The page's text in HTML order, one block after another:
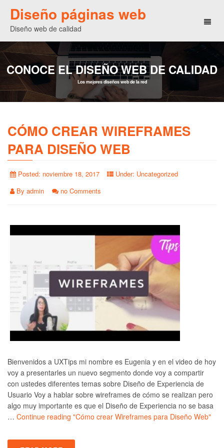
Diseño páginas web
Diseño web de calidad
CONOCE EL DISEÑO WEB DE CALIDAD
Los mejores diseños web de la red
CÓMO CREAR WIREFRAMES
PARA DISEÑO WEB
Posted: noviembre 18, 2017 Under: Uncategorized
By admin no Comments
Bienvenidos a UXTips mi nombre es Eugenia y en el video de hoy
voy a presentarles un nuevo segmento donde voy a compartir
con ustedes diferentes temas sobre Diseño de Experiencia de
Usuario Voy a hablar sobre wireframes de cómo se realizan pero
algo muy importante es que el Diseño de Experiencia no se basa
… Continue reading "Cómo crear Wireframes para Diseño Web"